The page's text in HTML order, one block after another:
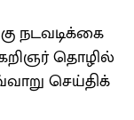
நடவடிக்கை
தொழில்
செய்திக்